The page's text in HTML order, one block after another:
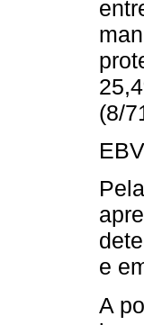
(8/
EBV
e
A